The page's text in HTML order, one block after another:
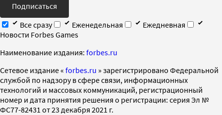
Подписаться
Все сразу
Еженедельная
Ежедневная
Новости Forbes Games
Наименование издания: forbes.ru
Cетевое издание « forbes.ru » зарегистрировано Федеральной
службой по надзору в сфере связи, информационных
технологий и массовых коммуникаций, регистрационный
номер и дата принятия решения о регистрации: серия Эл №
ФС77-82431 от 23 декабря 2021 г.